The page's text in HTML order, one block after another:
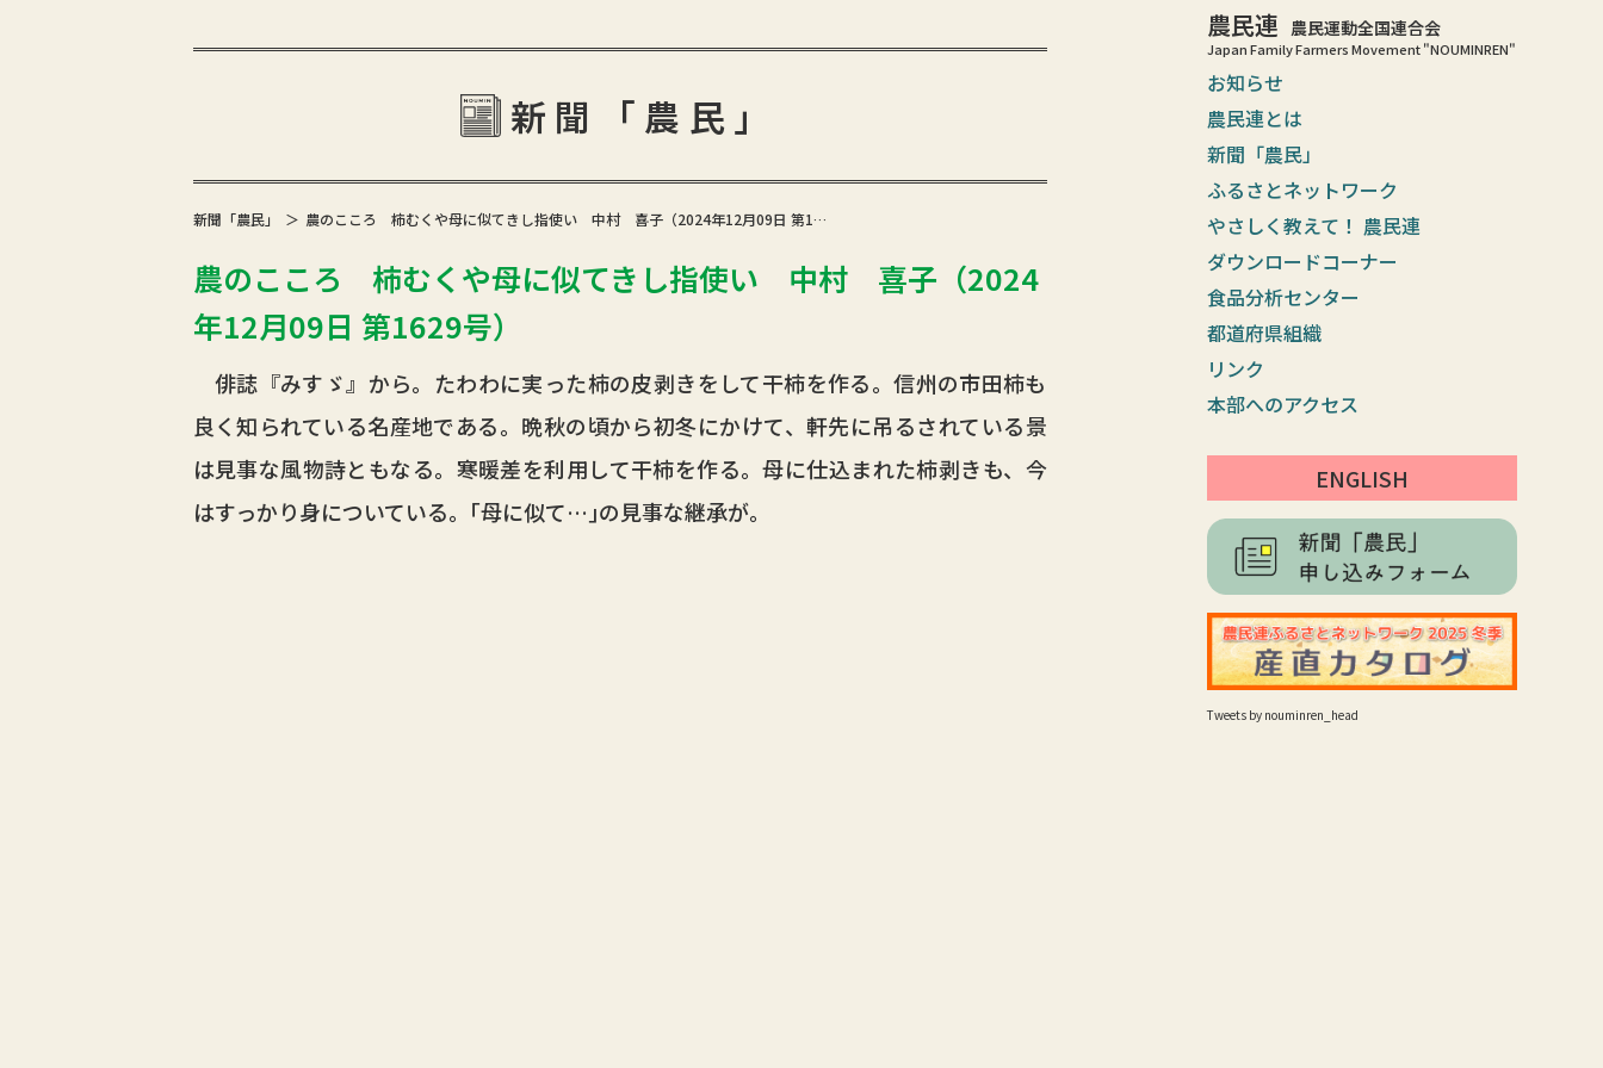
農民連 農民運動全国連合会
Japan Family Farmers Movement "NOUMINREN"
お知らせ
農民連とは
新聞「農民」
ふるさとネットワーク
やさしく教えて！ 農民連
ダウンロードコーナー
食品分析センター
都道府県組織
リンク
本部へのアクセス
ENGLISH
Tweets by nouminren_head
新聞「農民」
新聞「農民」 農のこころ 柿むくや母に似てきし指使い 中村 喜子（2024年12月09日 第1…
農のこころ 柿むくや母に似てきし指使い 中村 喜子（2024
年12月09日 第1629号）
俳誌『みすゞ』から。たわわに実った柿の皮剥きをして干柿を作る。信州の市田柿も
良く知られている名産地である。晩秋の頃から初冬にかけて、軒先に吊るされている景
は見事な風物詩ともなる。寒暖差を利用して干柿を作る。母に仕込まれた柿剥きも、今
はすっかり身についている。｢母に似て…｣の見事な継承が。